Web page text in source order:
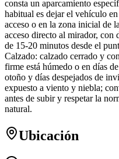
consta un aparcamiento
habitual es dejar el vehículo
acceso o en la zona inicial de
acceso directo al mirador,
de 15-20 minutos desde el
Calzado: calzado cerrado y
firme está húmedo o en días
otoño y días despejados de
expuesto a viento y niebla;
antes de subir y respetar la
natural.
Ubicación